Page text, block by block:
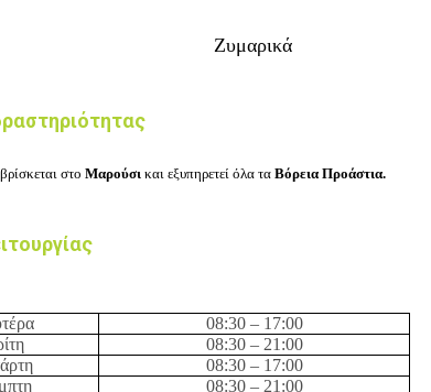
Ζυμαρικά
βρίσκεται στο Μαρούσι και εξυπηρετεί όλα τα Βόρεια Προάστια.
08:30 – 17:00
08:30 – 21 :00
08:30 – 17:00
08:30 – 21 :00